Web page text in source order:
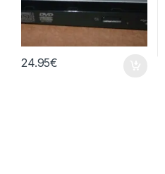
24.95€